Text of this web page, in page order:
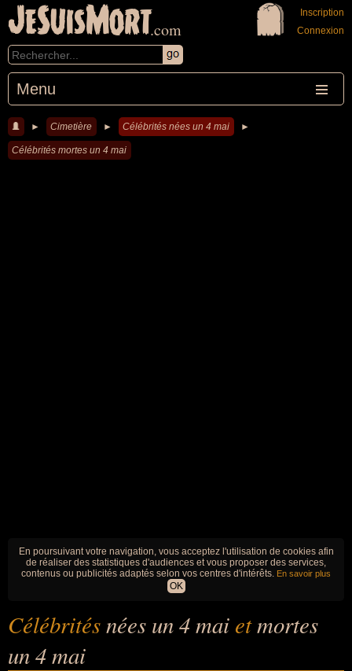
JeSuisMort.com
Menu
Inscription
Connexion
► Cimetière ► Célébrités nées un 4 mai ►
Célébrités mortes un 4 mai
En poursuivant votre navigation, vous acceptez l'utilisation de cookies afin
de réaliser des statistiques d'audiences et vous proposer des services,
contenus ou publicités adaptés selon vos centres d'intérêts. En savoir plus
OK
Célébritésnées un 4 mai etmortes
un 4 mai